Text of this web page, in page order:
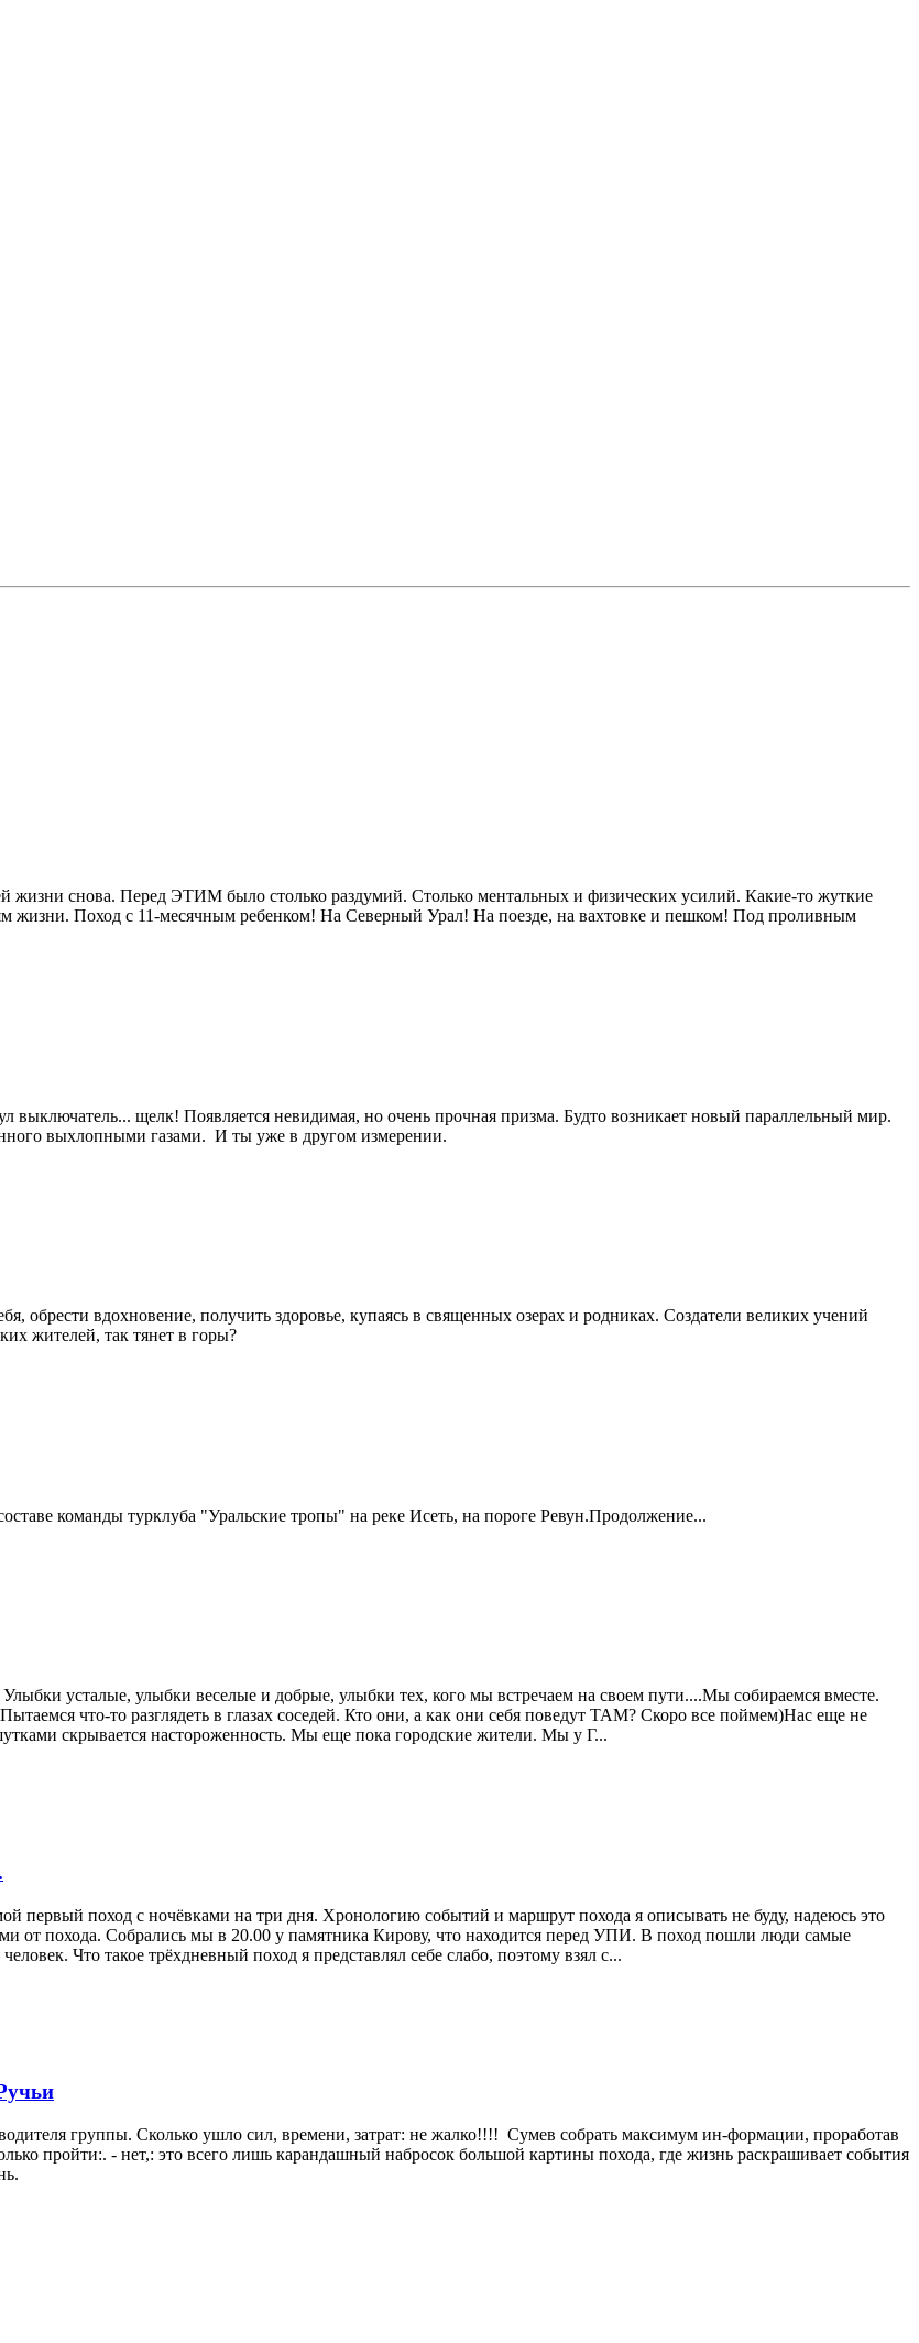
снова. Перед ЭТИМ было столько раздумий. Столько ментальных и физических усилий. Какие-то жуткие
жизни. Поход с 11-месячным ребенком! На Северный Урал! На поезде, на вахтовке и пешком! Под проливным
выключатель... щелк! Появляется невидимая, но очень прочная призма. Будто возникает новый параллельный мир.
выхлопными газами. И ты уже в другом измерении.
обрести вдохновение, получить здоровье, купаясь в священных озерах и родниках. Создатели великих учений
жителей, так тянет в горы?
команды турклуба "Уральские тропы" на реке Исеть, на пороге Ревун.Продолжение...
усталые, улыбки веселые и добрые, улыбки тех, кого мы встречаем на своем пути....Мы собираемся вместе.
что-то разглядеть в глазах соседей. Кто они, а как они себя поведут ТАМ? Скоро все поймем)Нас еще не
скрывается настороженность. Мы еще пока городские жители. Мы у Г...
первый поход с ночёвками на три дня. Хронологию событий и маршрут похода я описывать не буду, надеюсь это
от похода. Собрались мы в 20.00 у памятника Кирову, что находится перед УПИ. В поход пошли люди самые
Что такое трёхдневный поход я представлял себе слабо, поэтому взял с...
группы. Сколько ушло сил, времени, затрат: не жалко!!!! Сумев собрать максимум ин-формации, проработав
пройти:. - нет,: это всего лишь карандашный набросок большой картины похода, где жизнь раскрашивает события